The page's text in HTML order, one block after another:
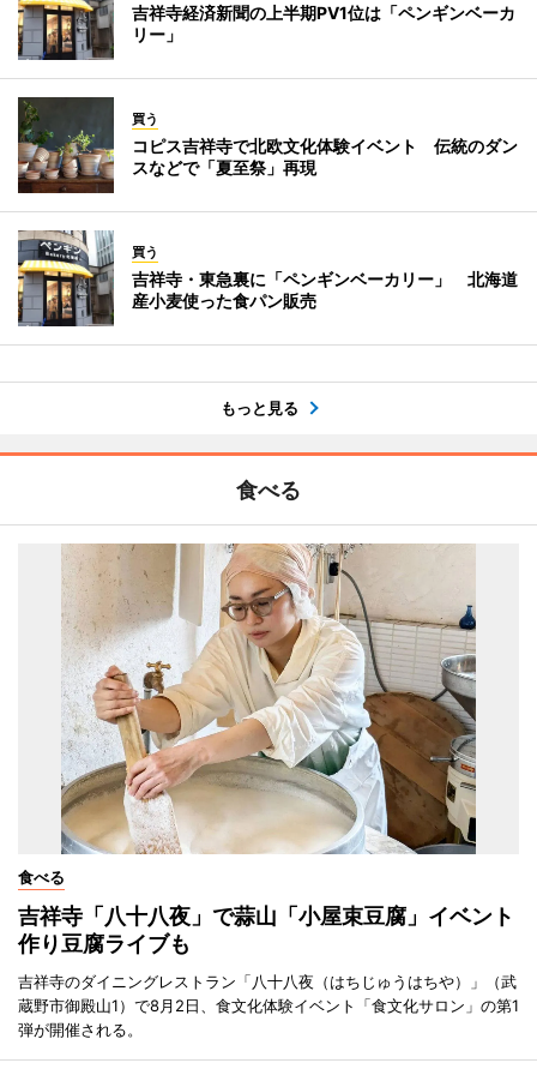
吉祥寺経済新聞の上半期PV1位は「ペンギンベーカ
リー」
買う
コピス吉祥寺で北欧文化体験イベント 伝統のダン
スなどで「夏至祭」再現
買う
吉祥寺・東急裏に「ペンギンベーカリー」 北海道
産小麦使った食パン販売
もっと見る
食べる
食べる
吉祥寺「八十八夜」で蒜山「小屋束豆腐」イベント
作り豆腐ライブも
吉祥寺のダイニングレストラン「八十八夜（はちじゅうはちや）」（武
蔵野市御殿山1）で8月2日、食文化体験イベント「食文化サロン」の第1
弾が開催される。